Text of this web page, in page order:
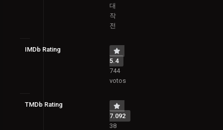
대
작
전
IMDb Rating
5.4
744
votos
TMDb Rating
7.092
38